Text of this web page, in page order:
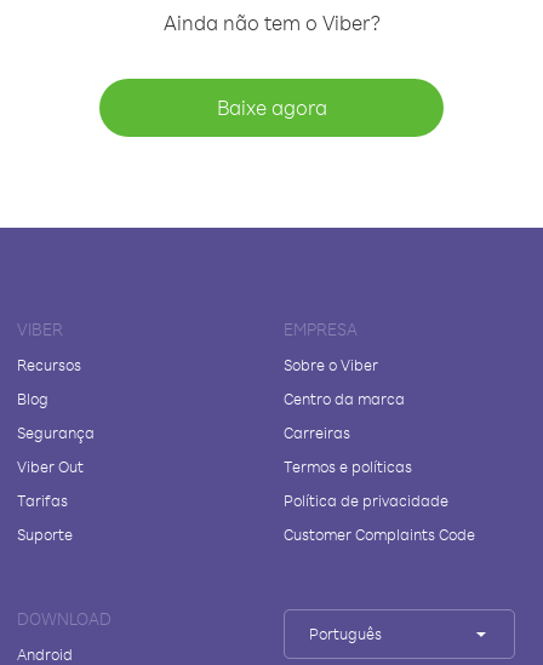
Ainda não tem o Viber?
Baixe agora
VIBER
Recursos
Blog
Segurança
Viber Out
Tarifas
Suporte
EMPRESA
Sobre o Viber
Centro da marca
Carreiras
Termos e políticas
Política de privacidade
Customer Complaints Code
DOWNLOAD
Android
Português